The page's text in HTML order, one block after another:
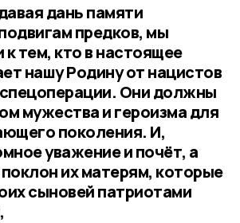
дань памяти
предков, мы
тем, кто в настоящее
нашу Родину от нацистов
спецоперации. Они должны
мужества и героизма для
поколения. И,
уважение и почёт, а
их матерям, которые
сыновей патриотами